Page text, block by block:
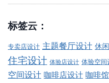
标签云：
专卖店设计 主题餐厅设计 休
住宅设计 体验店设计 体验空间
空间设计 咖啡店设计 咖啡